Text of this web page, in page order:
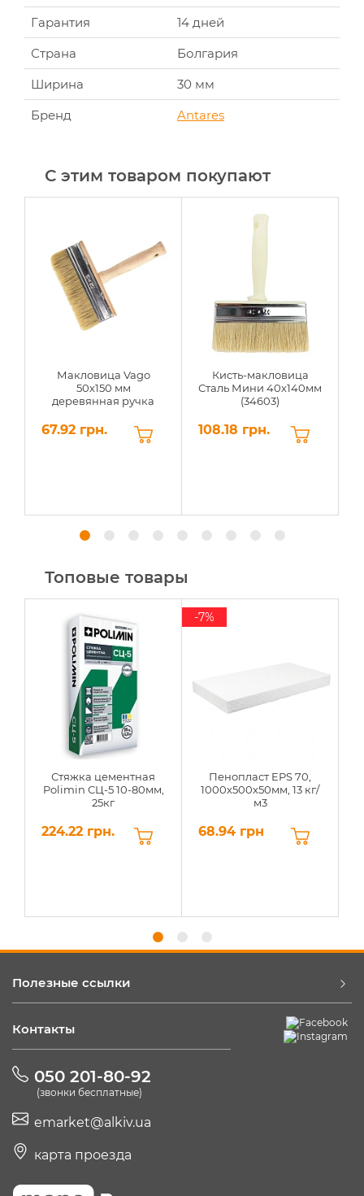
Гарантия
14 дней
Страна
Болгария
Ширина
30 мм
Бренд
Antares
С этим товаром покупают
Макловица Vago
50х150 мм
деревянная ручка
67.92 грн.
Кисть-макловица
Сталь Мини 40х140мм
(34603)
108.18 грн.
Топовые товары
Стяжка цементная
Polimin СЦ-5 10-80мм,
25кг
224.22 грн.
Пенопласт EPS 70,
1000х500х50мм, 13 кг/
м3
68.94 грн
-7%
Полезные ссылки
Контакты
050 201-80-92
(звонки бесплатные)
emarket@alkiv.ua
карта проезда